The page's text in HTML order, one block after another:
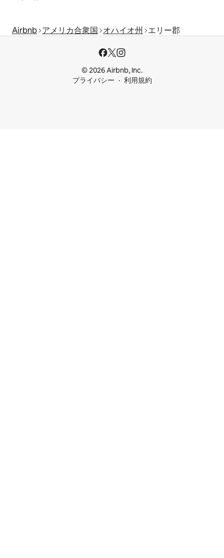
Airbnb アメリカ合衆国 オハイオ州 エリー郡
© 2026 Airbnb, Inc.
プライバシー
利用規約